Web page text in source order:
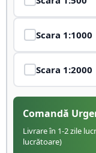
Scara 1:1000
Scara 1:2000
Comandă
Livrare în 1-2 zile
lucrătoare)